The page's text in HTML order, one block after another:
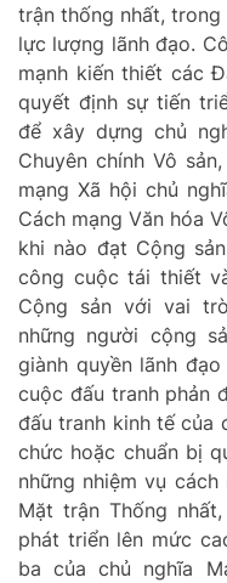
trận thống nhất,
lực lượng lãnh đạo.
mạnh kiến thiết các
quyết định sự tiến
để xây dựng chủ
Chuyên chính Vô
mạng Xã hội chủ
Cách mạng Văn hóa
khi nào đạt Cộng
công cuộc tái thiết
Cộng sản với vai
những người cộng
giành quyền lãnh
cuộc đấu tranh phản
đấu tranh kinh tế của
chức hoặc chuẩn bị
những nhiệm vụ
Mặt trận Thống
phát triển lên mức
ba của chủ nghĩa